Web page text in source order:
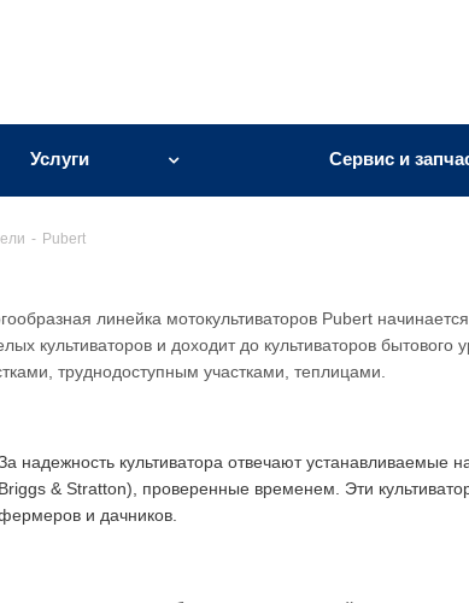
Услуги Сервис и
- Pubert
линейка мотокультиваторов Pubert
культиваторов и доходит до культиваторов
труднодоступным участками, теплицами.
надежность культиватора отвечают устанавливаемые
Briggs & Stratton), проверенные временем. Эти
и дачников.